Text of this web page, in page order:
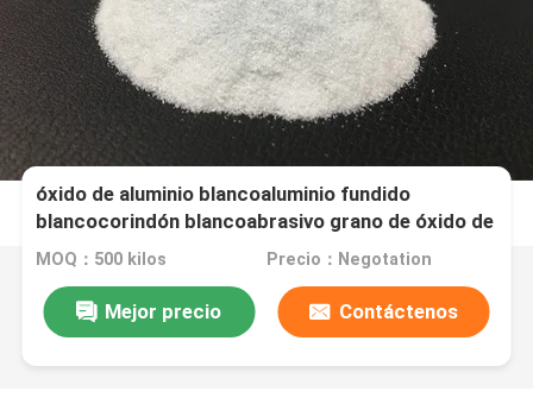
óxido de aluminio blancoaluminio fundido
blancocorindón blancoabrasivo grano de óxido de
aluminio blanco
MOQ：500 kilos Precio：Negotation
Mejor precio Contáctenos